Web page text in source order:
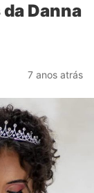
Danna
7 anos atrás